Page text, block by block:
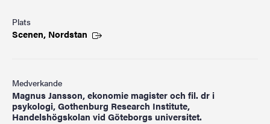
Plats
Scenen, Nordstan
Medverkande
Magnus Jansson, ekonomie magister och fil. dr i
psykologi, Gothenburg Research Institute,
Handelshögskolan vid Göteborgs universitet.